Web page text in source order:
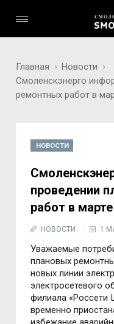
Главная
Новости
Смоленскэнерго
ремонтных работ в
НОВОСТИ
проведении
работ в
НОВОСТИ 1
Уважаемые
плановых
новых линии
электросетевого
филиала «Россети
временно